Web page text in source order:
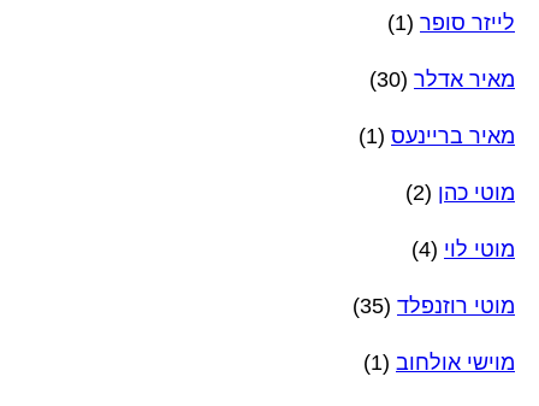
לייזר סופר (1)
מאיר אדלר (30)
מאיר בריינעס (1)
מוטי כהן (2)
מוטי לוי (4)
מוטי רוזנפלד (35)
מוישי אולחוב (1)